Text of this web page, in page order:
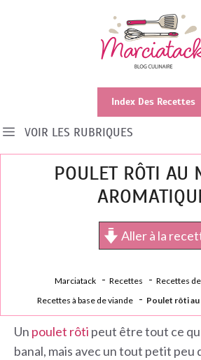
Index Des Recettes
VOIR LES RUBRIQUES
POULET RÔTI AU
Aller à la
Marciatack Recettes
Recettes
Recettes à base de viande
Poulet rôti
Un poulet rôti peut être tout ce
banal, mais avec un tout petit peu